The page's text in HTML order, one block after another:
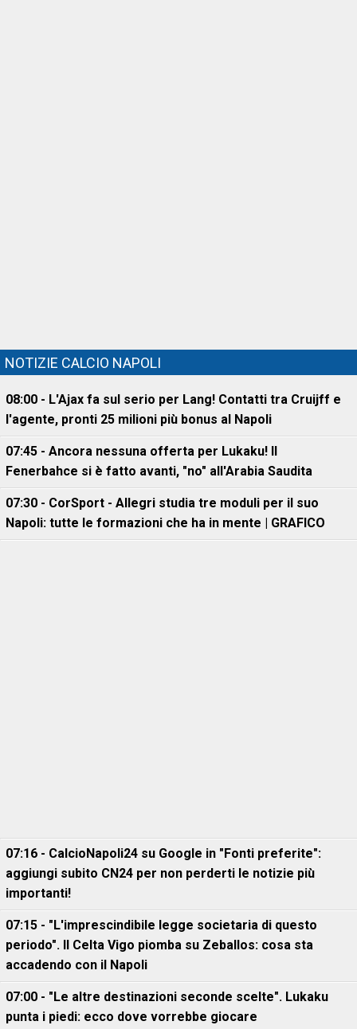
NOTIZIE CALCIO NAPOLI
08:00 - L'Ajax fa sul serio per Lang! Contatti tra Cruijff e
l'agente, pronti 25 milioni più bonus al Napoli
07:45 - Ancora nessuna offerta per Lukaku! Il
Fenerbahce si è fatto avanti, "no" all'Arabia Saudita
07:30 - CorSport - Allegri studia tre moduli per il suo
Napoli: tutte le formazioni che ha in mente | GRAFICO
07:16 - CalcioNapoli24 su Google in "Fonti preferite":
aggiungi subito CN24 per non perderti le notizie più
importanti!
07:15 - "L'imprescindibile legge societaria di questo
periodo". Il Celta Vigo piomba su Zeballos: cosa sta
accadendo con il Napoli
07:00 - "Le altre destinazioni seconde scelte". Lukaku
punta i piedi: ecco dove vorrebbe giocare